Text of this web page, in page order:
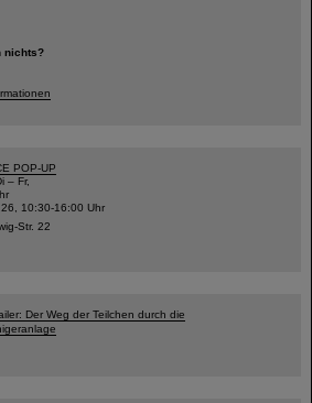
nichts?
POP-UP
– Fr,
10:30-16:00 Uhr
Str. 22
Der Weg der Teilchen durch die